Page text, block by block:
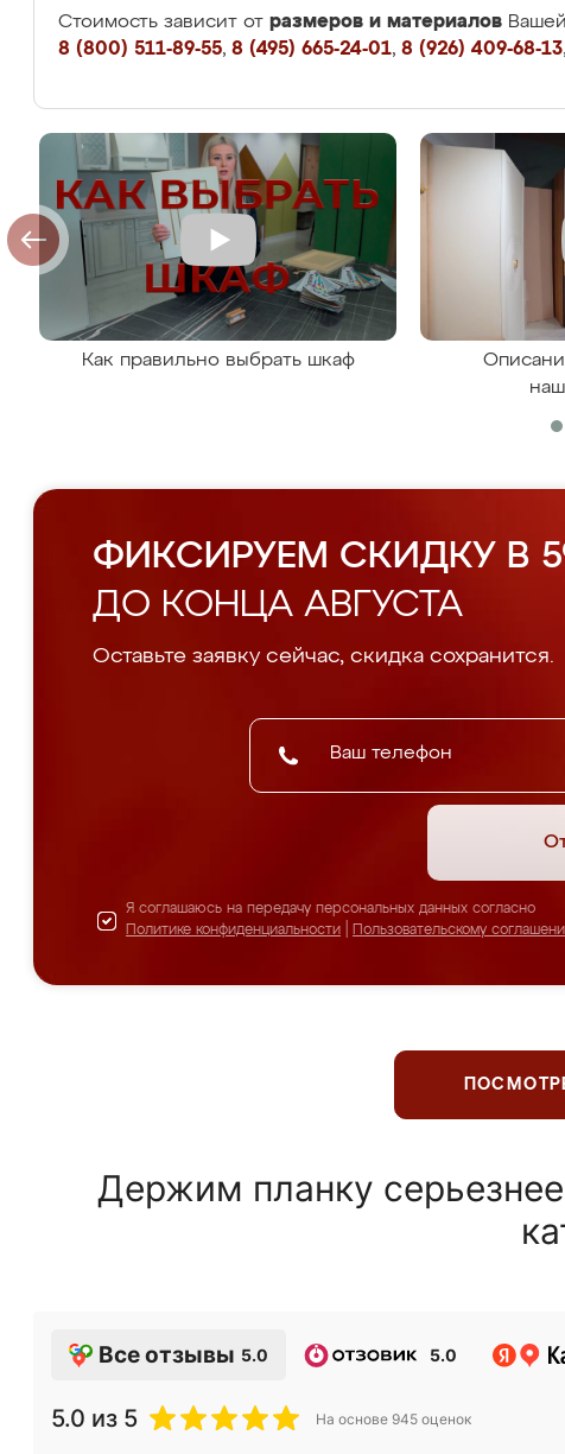
Стоимость зависит от размеров и материалов
8 (800) 511-89-55, 8 (495) 665-24-01, 8 (926) 409-68-13
Как правильно выбрать шкаф
ФИКСИРУЕМ СКИДКУ В
ДО КОНЦА АВГУСТА
Оставьте заявку сейчас, скидка сохранится.
Я соглашаюсь на передачу персональных данных согласно
Политике конфиденциальности
Пользовательскому
Держим планку
Все отзывы 5.0 5.0
5.0 из 5 На основе 945 оценок